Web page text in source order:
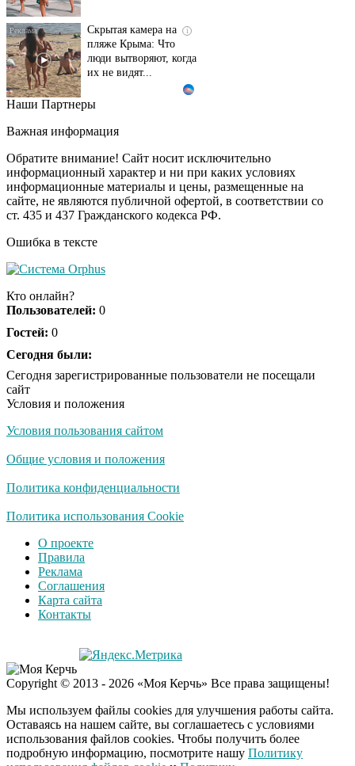
i
Скрытая камера на
пляже Крыма: Что
люди вытворяют, когда
их не видят...
Ролик длится
смеяться вы будете
i
Королева вагона
отожгла! Видео не
оставит равнодушным
США — Южной
Patriot и THAAD»
Экс-бойфренд дочери
из-за макарон
Забывший о
Плющенко отправляет
Азербайджан
Наши Партнеры
Важная информация
Обратите внимание! Сайт носит исключительно
информационный характер и ни при каких условиях
информационные материалы и цены, размещенные на
сайте, не являются публичной офертой, в соответствии со
ст. 435 и 437 Гражданского кодекса РФ.
Ошибка в тексте
Кто онлайн?
Пользователей: 0
Гостей: 0
Сегодня были:
Сегодня зарегистрированные пользователи не посещали
сайт
Условия и положения
Условия пользования сайтом
Общие условия и положения
Политика конфиденциальности
Политика использования Cookie
О проекте
Правила
Реклама
Соглашения
Карта сайта
Контакты
Copyright © 2013 - 2026 «Моя Керчь» Все права защищены!
Мы используем файлы cookies для улучшения работы сайта.
Оставаясь на нашем сайте, вы соглашаетесь с условиями
использования файлов cookies. Чтобы получить более
подробную информацию, посмотрите нашу Политику